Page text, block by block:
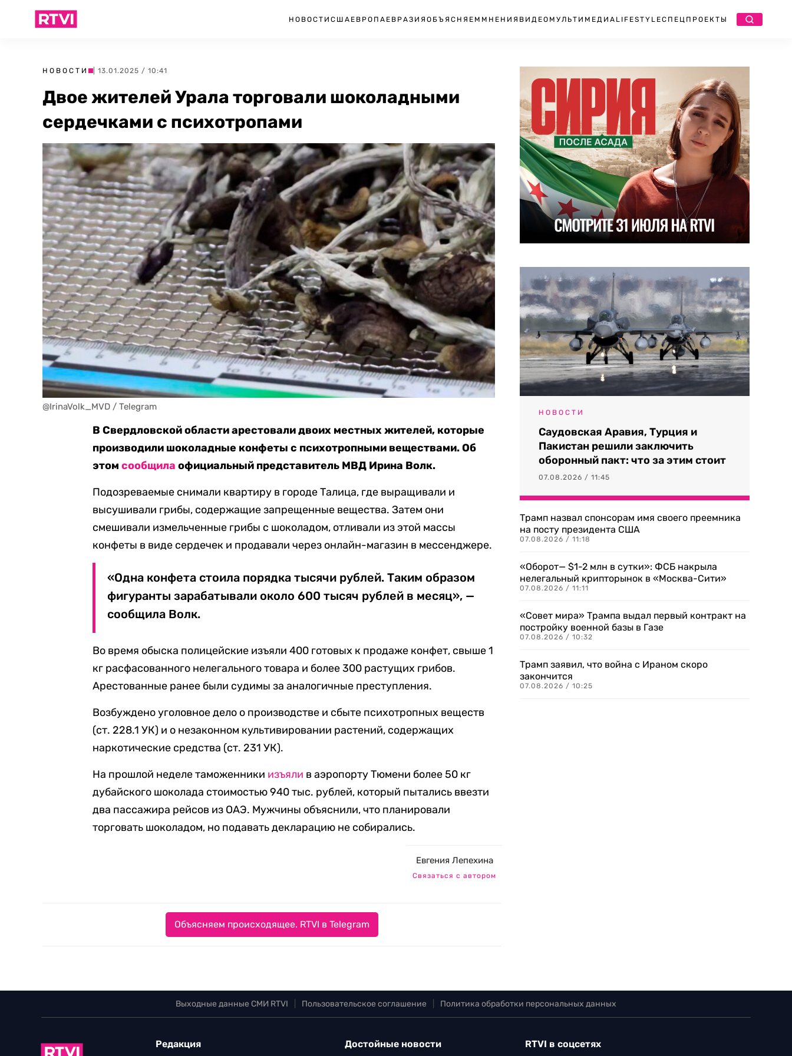
НОВОСТИ США ЕВРОПА ЕВРАЗИЯ ОБЪЯСНЯЕМ МНЕНИЯ ВИДЕО МУЛЬТИМЕДИА LIFESTYLEСПЕЦПРОЕКТЫ
НОВОСТИ | 13.01.2025 / 10:41
Двое жителей Урала торговали шоколадными
сердечками с психотропами
@IrinaVolk_MVD / Telegram
В Свердловской области арестовали двоих местных жителей, которые
производили шоколадные конфеты с психотропными веществами. Об
этомсообщила официальный представитель МВД Ирина Волк.
Подозреваемые снимали квартиру в городе Талица, где выращивали и
высушивали грибы, содержащие запрещенные вещества. Затем они
смешивали измельченные грибы с шоколадом, отливали из этой массы
конфеты в виде сердечек и продавали через онлайн-магазин в мессенджере.
«Одна конфета стоила порядка тысячи рублей. Таким образом
фигуранты зарабатывали около 600 тысяч рублей в месяц», —
сообщила Волк.
Во время обыска полицейские изъяли 400 готовых к продаже конфет, свыше 1
кг расфасованного нелегального товара и более 300 растущих грибов.
Арестованные ранее были судимы за аналогичные преступления.
Возбуждено уголовное дело о производстве и сбыте психотропных веществ
(ст. 228.1 УК) и о незаконном культивировании растений, содержащих
наркотические средства (ст. 231 УК).
На прошлой неделе таможенники изъяли в аэропорту Тюмени более 50 кг
дубайского шоколада стоимостью 940 тыс. рублей, который пытались ввезти
два пассажира рейсов из ОАЭ. Мужчины объяснили, что планировали
торговать шоколадом, но подавать декларацию не собирались.
Евгения Лепехина
Связаться с автором
Объясняем происходящее. RTVI в Telegram
НОВОСТИ
Саудовская Аравия, Турция и
Пакистан решили заключить
оборонный пакт: что за этим стоит
07.08.2026 / 11:45
Трамп назвал спонсорам имя своего преемника
на посту президента США
07.08.2026 / 11:18
«Оборот— $1-2 млн в сутки»: ФСБ накрыла
нелегальный крипторынок в «Москва-Сити»
07.08.2026 / 11:11
«Совет мира» Трампа выдал первый контракт на
постройку военной базы в Газе
07.08.2026 / 10:32
Трамп заявил, что война с Ираном скоро
закончится
07.08.2026 / 10:25
Выходные данные СМИ RTVI Пользовательское соглашение Политика обработки персональных данных
Редакция Достойные новости RTVI в соцсетях